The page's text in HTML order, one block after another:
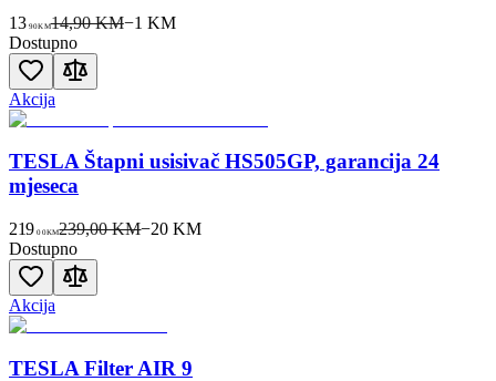
13 90KM14,90 KM−1 KM
Dostupno
Akcija
TESLA Štapni usisivač HS505GP, garancija 24
mjeseca
219 00KM239,00 KM−20 KM
Dostupno
Akcija
TESLA Filter AIR 9